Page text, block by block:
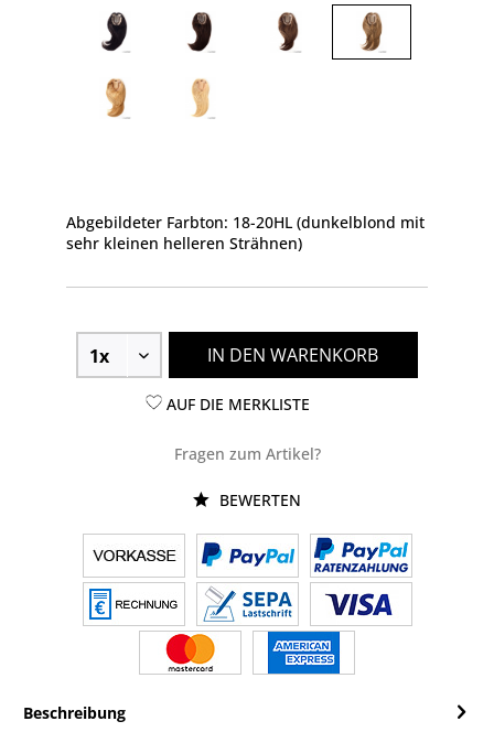
Abgebildeter Farbton: 18-20HL (dunkelblond mit
sehr kleinen helleren Strähnen)
IN DEN WARENKORB
AUF DIE MERKLISTE
Fragen zum Artikel?
BEWERTEN
Beschreibung